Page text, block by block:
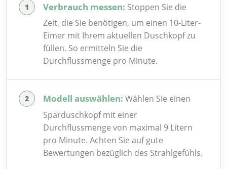
Verbrauch messen: Stoppen Sie die
Zeit, die Sie benötigen, um einen 10-Liter-
Eimer mit Ihrem aktuellen Duschkopf zu
füllen. So ermitteln Sie die
Durchflussmenge pro Minute.
Modell auswählen: Wählen Sie einen
Sparduschkopf mit einer
Durchflussmenge von maximal 9 Litern
pro Minute. Achten Sie auf gute
Bewertungen bezüglich des Strahlgefühls.